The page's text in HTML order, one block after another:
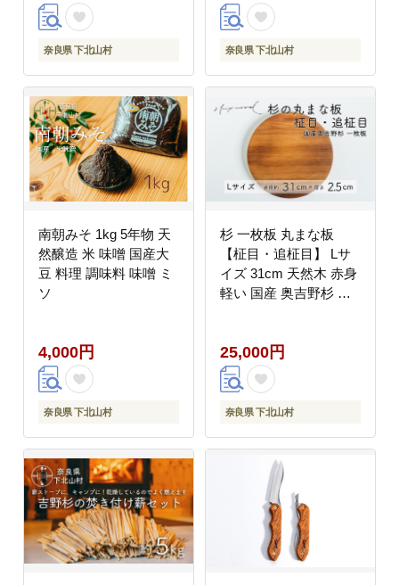
奈良県 下北山村 奈良県 下北山村
南朝みそ 1kg 5年物 天
然醸造 米 味噌 国産大
豆 料理 調味料 味噌 ミ
ソ
4,000円
奈良県 下北山村
杉 一枚板 丸まな板
【柾目・追柾目】 Lサ
イズ 31cm 天然木 赤身
軽い 国産 奥吉野杉 ス
ア キッチン 台所 家事
料理
25,000円
奈良県 下北山村